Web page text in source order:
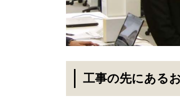
工事の先にある